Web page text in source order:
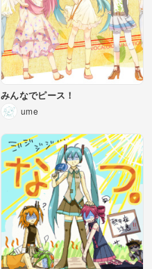
みんなでピース！
ume